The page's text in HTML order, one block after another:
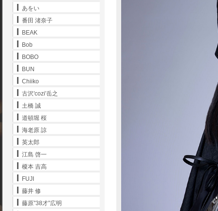
あをい
番田 渚奈子
BEAK
Bob
BOBO
BUN
Chiiko
古沢'cozi'岳之
土橋 誠
道頓堀 桜
海老原 諒
英太郎
江島 啓一
榎本 吉高
FUJI
藤井 修
藤原”38才”広明